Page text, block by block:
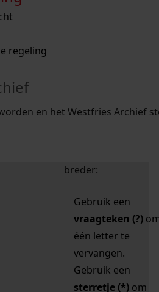
met een aantal zoektips.
met een aantal zoektips.
regeling
en het Westfries Archief
uw zoekopdracht te
breder:
Gebruik een
vraagteken (?)
één letter te
vervangen.
Gebruik een
sterretje (*) om